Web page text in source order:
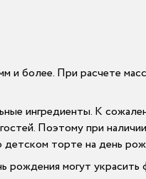
и более. При расчете
ингредиенты. К
Поэтому при
детском торте на день
могут